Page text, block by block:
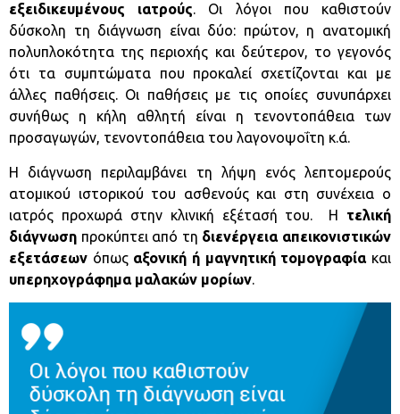
εξειδικευμένους ιατρούς. Οι λόγοι που καθιστούν
δύσκολη τη διάγνωση είναι δύο: πρώτον, η ανατομική
πολυπλοκότητα της περιοχής και δεύτερον, το γεγονός
ότι τα συμπτώματα που προκαλεί σχετίζονται και με
άλλες παθήσεις. Οι παθήσεις με τις οποίες συνυπάρχει
συνήθως η κήλη αθλητή είναι η τενοντοπάθεια των
προσαγωγών, τενοντοπάθεια του λαγονοψοΐτη κ.ά.
Η διάγνωση περιλαμβάνει τη λήψη ενός λεπτομερούς
ατομικού ιστορικού του ασθενούς και στη συνέχεια ο
ιατρός προχωρά στην κλινική εξέτασή του. Η τελική
διάγνωση προκύπτει από τη διενέργεια απεικονιστικών
εξετάσεων όπως αξονική ή μαγνητική τομογραφίακαι
υπερηχογράφημα μαλακών μορίων.